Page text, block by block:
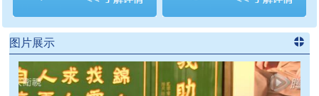
>>
图片展示